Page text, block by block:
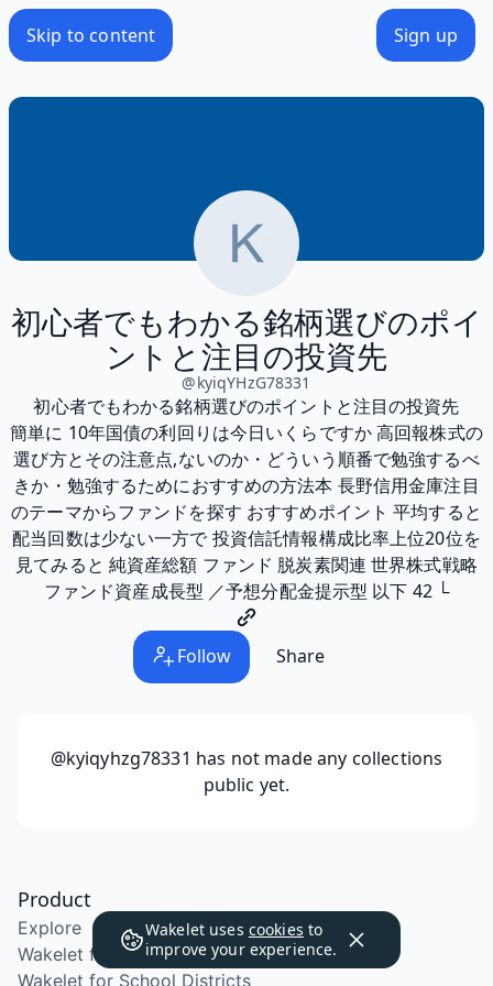
Skip to content Sign up
初心者でもわかる銘柄選びのポイ
ントと注目の投資先
@kyiqYHzG78331
初心者でもわかる銘柄選びのポイントと注目の投資先
簡単に 10年国債の利回りは今日いくらですか 高回報株式の
選び方とその注意点,ないのか・どういう順番で勉強するべ
きか・勉強するためにおすすめの方法本 長野信用金庫注目
のテーマからファンドを探す おすすめポイント 平均すると
配当回数は少ない一方で 投資信託情報構成比率上位20位を
見てみると 純資産総額 ファンド 脱炭素関連 世界株式戦略
ファンド資産成長型 ／予想分配金提示型 以下 42 └
Follow Share
@kyiqyhzg78331 has not made any collections
public yet.
Wakelet uses cookies to
improve your experience.
Product
Explore
Wakelet for Education
Wakelet for School Districts